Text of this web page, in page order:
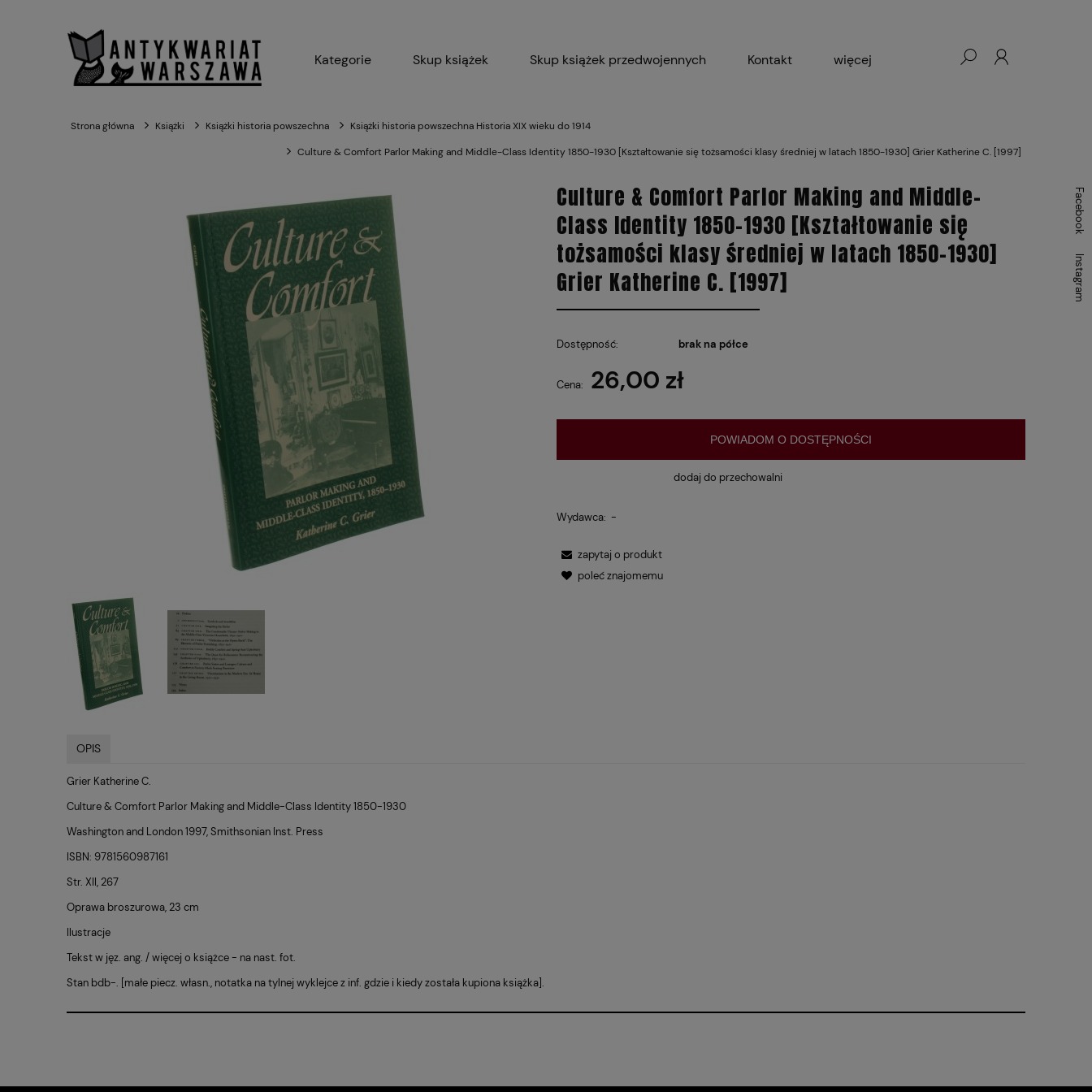
Kategorie Skup książek Skup książek przedwojennych Kontakt więcej
Certyfikat dla Małej Księgarni 2024-2025
Strona główna Książki Książki historia powszechna
Książki historia powszechna Historia XIX wieku do 1914
Culture & Comfort Parlor Making and Middle-Class Identity 1850-1930 [Kształtowanie się tożsamości klasy średniej w latach 1850-1930] Grier Katherine C. [1997]
Culture & Comfort Parlor Making and Middle-
Class Identity 1850-1930 [Kształtowanie się
tożsamości klasy średniej w latach 1850-1930]
Grier Katherine C. [1997]
Dostępność: brak na półce
Cena: 26,00 zł
POWIADOM O DOSTĘPNOŚCI
dodaj do przechowalni
Wydawca: -
zapytaj o produkt
poleć znajomemu
OPIS
Grier Katherine C.
Culture & Comfort Parlor Making and Middle-Class Identity 1850-1930
Washington and London 1997, Smithsonian Inst. Press
ISBN: 9781560987161
Str. XII, 267
Oprawa broszurowa, 23 cm
Ilustracje
Tekst w jęz. ang. / więcej o książce - na nast. fot.
Stan bdb-. [małe piecz. własn., notatka na tylnej wyklejce z inf. gdzie i kiedy została kupiona książka].
Facebook
Instagram